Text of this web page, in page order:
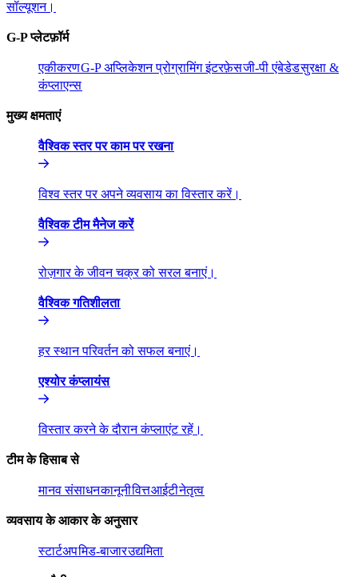
सॉल्यूशन।​​
G-P प्लेटफ़ॉर्म​​
एकीकरण​​G-P अप्लिकेशन प्रोग्रामिंग इंटरफ़ेस​​जी-पी एंबेडेड​​सुरक्षा &
कंप्लाएन्स​​
मुख्य क्षमताएं​​
वैश्विक स्तर पर काम पर रखना​​
विश्व स्तर पर अपने व्यवसाय का विस्तार करें।​​
वैश्विक टीम मैनेज करें​​
रोज़गार के जीवन चक्र को सरल बनाएं।​​
वैश्विक गतिशीलता​​
हर स्थान परिवर्तन को सफल बनाएं।​​
एश्योर कंप्लायंस​​
विस्तार करने के दौरान कंप्लाएंट रहें।​​
टीम के हिसाब से​​
मानव संसाधन​​कानूनी​​वित्त​​आईटी​​नेतृत्व​​
व्यवसाय के आकार के अनुसार​​
स्टार्टअप​​मिड-बाजार​​उद्यमिता​​